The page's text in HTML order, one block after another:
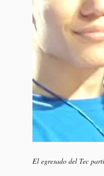
El egresado del Tec